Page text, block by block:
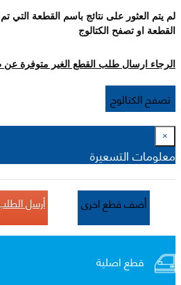
لم يتم العثور على نتائج باسم القطعة التي
القطعة او تصفح الكتالوج
الرجاء ارسال طلب القطع الغير متوفرة
تصفح الكتالوج
×
معلومات التسعيرة
أضف قطع اخرى أرسل
قطع اصلية